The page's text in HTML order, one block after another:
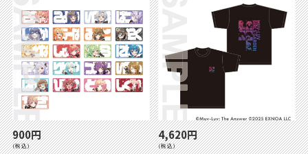
900円
(税込)
4,620円
(税込)